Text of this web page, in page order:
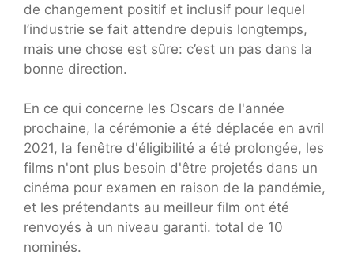
de changement positif et inclusif pour lequel
l’industrie se fait attendre depuis longtemps,
mais une chose est sûre: c’est un pas dans la
bonne direction.
En ce qui concerne les Oscars de l'année
prochaine, la cérémonie a été déplacée en avril
2021, la fenêtre d'éligibilité a été prolongée, les
films n'ont plus besoin d'être projetés dans un
cinéma pour examen en raison de la pandémie,
et les prétendants au meilleur film ont été
renvoyés à un niveau garanti. total de 10
nominés.